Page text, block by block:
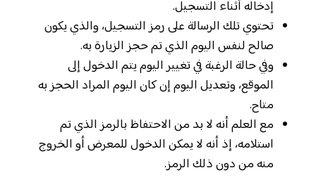
إدخاله أثناء التسجيل.
تحتوي تلك الرسالة على رمز التسجيل، والذي يكون
صالح لنفس اليوم الذي تم حجز الزيارة به.
وفي حالة الرغبة في تغيير اليوم يتم الدخول إلى
الموقع، وتعديل اليوم إن كان اليوم المراد الحجز به
متاح.
مع العلم أنه لا بد من الاحتفاظ بالرمز الذي تم
استلامه، إذ أنه لا يمكن الدخول للمعرض أو الخروج
منه من دون ذلك الرمز.